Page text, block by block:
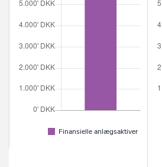
Finansielle anlægsaktiver